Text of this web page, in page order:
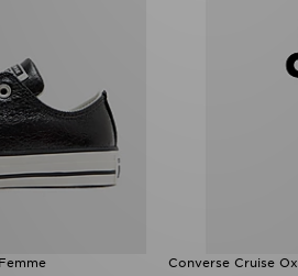
Converse Cruise